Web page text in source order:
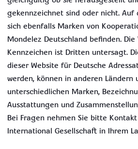
gekennzeichnet sind oder nicht. Auf
sich ebenfalls Marken von
Mondelez Deutschland befinden.
Kennzeichen ist Dritten untersagt.
dieser Website für Deutsche
werden, können in anderen Ländern
unterschiedlichen Marken,
Ausstattungen und
Bei Fragen nehmen Sie bitte
International Gesellschaft in Ihrem